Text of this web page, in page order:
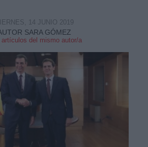
SARA GÓMEZ
artículos del mismo autor/a
14 JUNIO 2019
link